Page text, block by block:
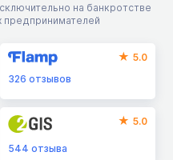
на банкротстве
предпринимателей
5.0
326отзывов
5.0
544отзыва